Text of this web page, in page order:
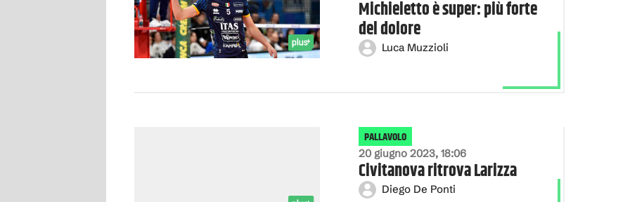
Michieletto è super: più forte
del dolore
Luca Muzzioli
20 giugno 2023, 18:06
PALLAVOLO
Civitanova ritrova Larizza
Diego De Ponti